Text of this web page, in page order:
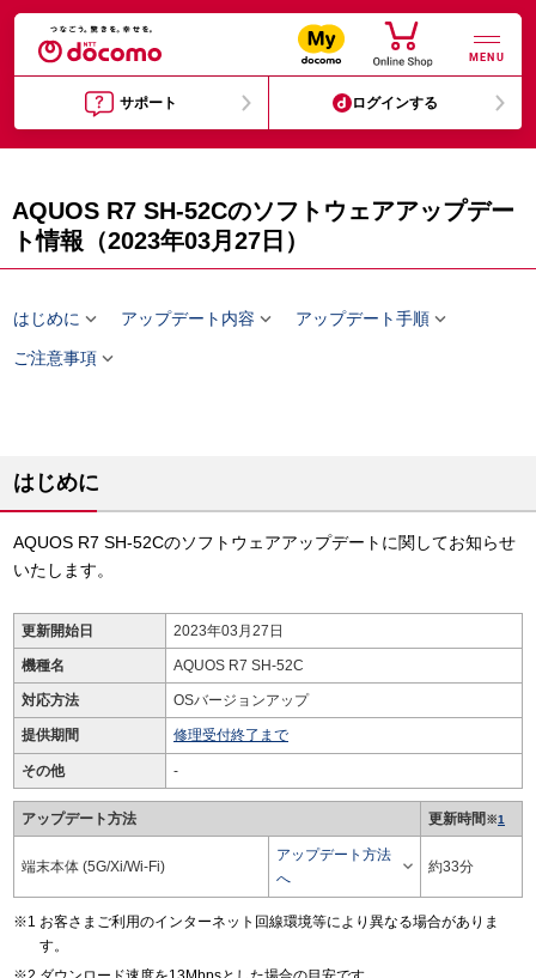
MENU
サポート ログインする
AQUOS R7 SH-52Cのソフトウェアアップデー
ト情報（2023年03月27日）
はじめに  アップデート内容  アップデート手順
ご注意事項
はじめに
AQUOS R7 SH-52Cのソフトウェアアップデートに関してお知らせ
いたします。
更新開始日 2023年03月27日
機種名 AQUOS R7 SH-52C
対応方法 OSバージョンアップ
提供期間 修理受付終了まで
その他 -
アップデート方法 更新時間※1
端末本体 (5G/Xi/Wi-Fi)
アップデート方法
へ
 約33分
お客さまご利用のインターネット回線環境等により異なる場合がありま
す。